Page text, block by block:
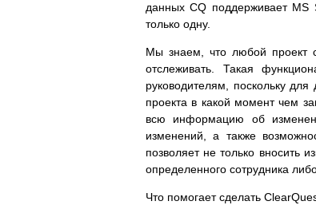
данных CQ поддерживает MS
только одну.
Мы знаем, что любой проект
отслеживать. Такая
руководителям, поскольку для
проекта в какой момент чем
всю информацию об
изменений, а также
позволяет не только вносить
определенного сотрудника
Что помогает сделать